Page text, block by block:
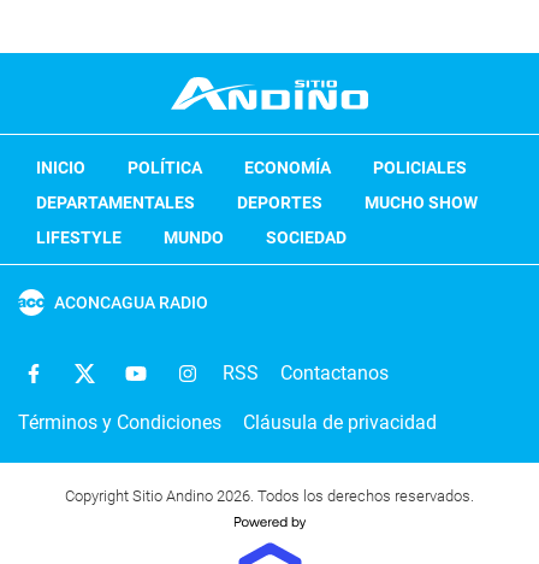
INICIO POLÍTICA ECONOMÍA
POLICIALES
DEPARTAMENTALES
DEPORTES
MUCHO SHOW
LIFESTYLE
MUNDO SOCIEDAD
ACONCAGUA RADIO
RSS Contactanos
Términos y Condiciones Cláusula de privacidad
Copyright Sitio Andino 2026. Todos los derechos reservados.